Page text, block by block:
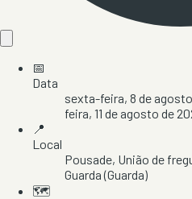
📅
Data
sexta-feira, 8 de
feira, 11 de agosto de
📍
Local
Pousade, União de
Guarda(Guarda)
🗺️